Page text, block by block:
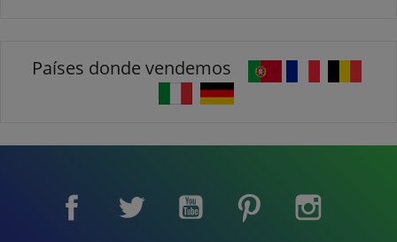
Países donde vendemos
Facebook Twitter YouTube Pinterest